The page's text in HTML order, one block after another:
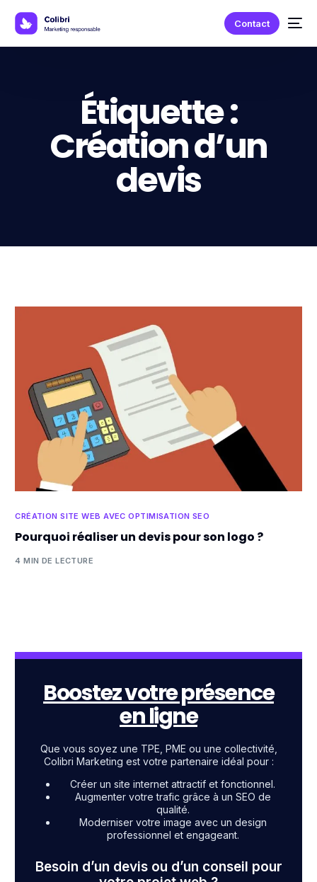
Contact
Étiquette :
Création d’un
devis
CRÉATION SITE WEB AVEC OPTIMISATION SEO
Pourquoi réaliser un devis pour son logo ?
4 MIN DE LECTURE
Boostez votre présence
en ligne
Que vous soyez une TPE, PME ou une collectivité,
Colibri Marketing est votre partenaire idéal pour :
Créer un site internet attractif et fonctionnel.
Augmenter votre trafic grâce à un SEO de
qualité.
Moderniser votre image avec un design
professionnel et engageant.
Besoin d’un devis ou d’un conseil pour